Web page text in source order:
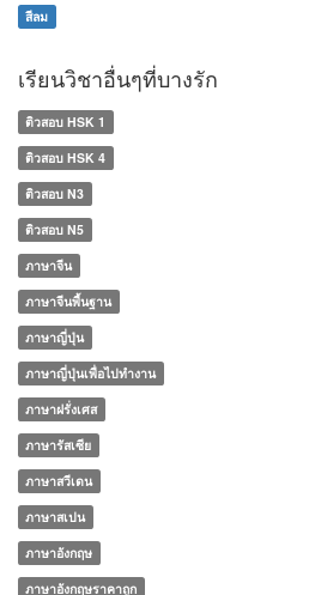
สีลม
เรียนวิชาอื่นๆที่บางรัก
ติวสอบ HSK 1
ติวสอบ HSK 4
ติวสอบ N3
ติวสอบ N5
ภาษาจีน
ภาษาจีนพื้นฐาน
ภาษาญี่ปุ่น
ภาษาญี่ปุ่นเพื่อไปทำงาน
ภาษาฝรั่งเศส
ภาษารัสเซีย
ภาษาสวีเดน
ภาษาสเปน
ภาษาอังกฤษ
ภาษาอังกฤษราคาถูก